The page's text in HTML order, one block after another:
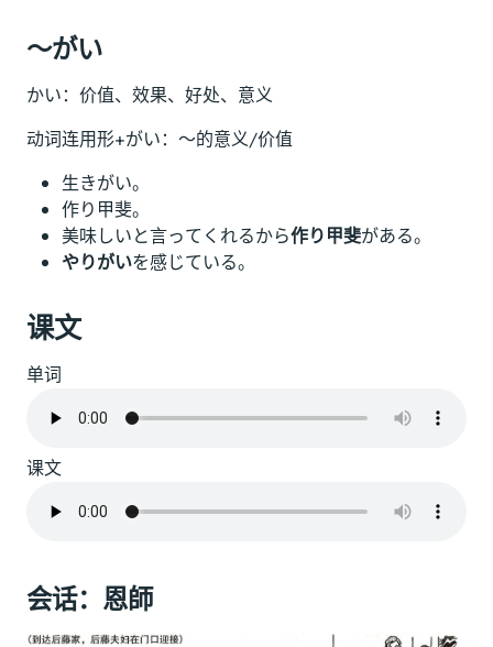
～がい
かい：价值、效果、好处、意义
动词连用形+がい：～的意义/价值
生きがい。
作り甲斐。
美味しいと言ってくれるから作り甲斐がある。
やりがいを感じている。
课文
单词
课文
会话：恩師